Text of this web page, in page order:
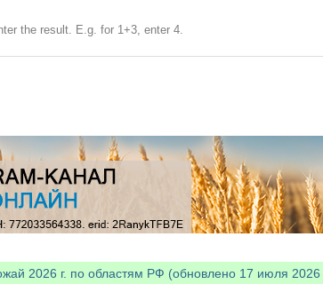
the result. E.g. for 1+3, enter 4.
2026 г. по областям РФ (обновлено 17 июля 2026